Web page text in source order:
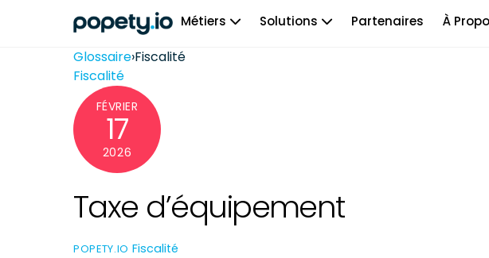
Métiers Solutions Partenaires À
Glossaire›Fiscalité
Fiscalité
FÉVRIER
17
2026
Taxe d’équipement
POPETY.IO Fiscalité